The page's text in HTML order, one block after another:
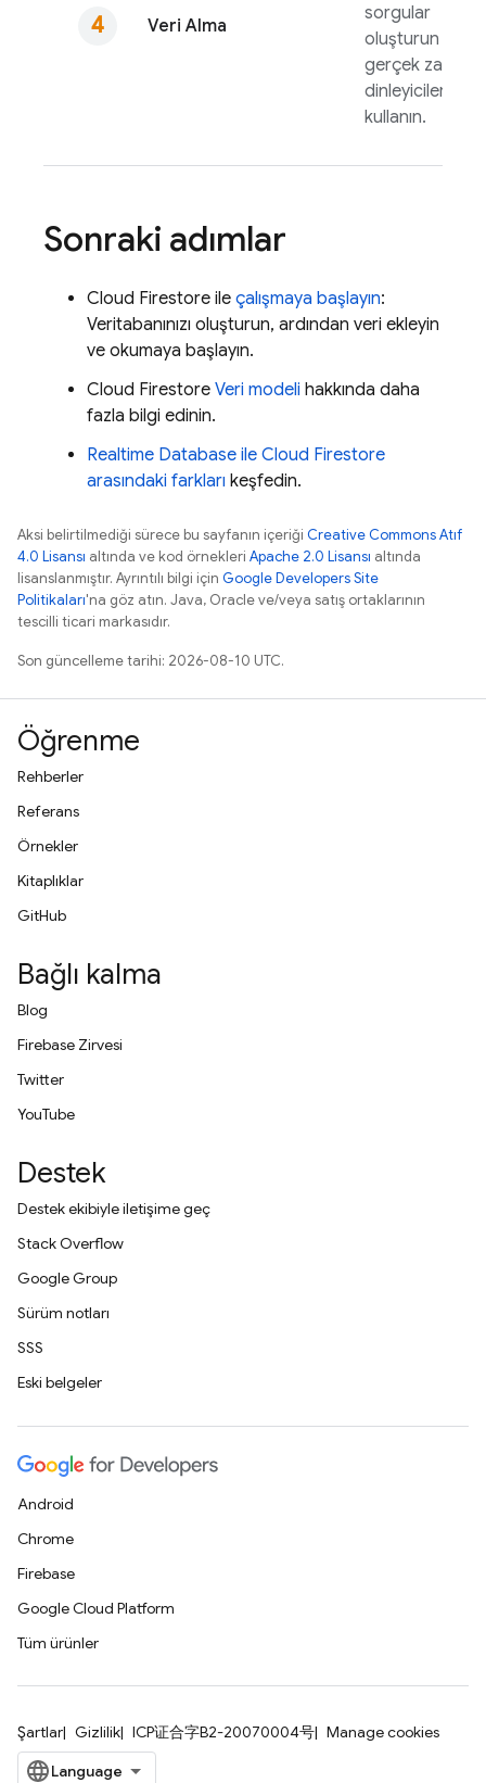
Veri Alma
sorgular
oluşturun veya
gerçek zamanlı
dinleyicileri
kullanın.
Sonraki adımlar
Cloud Firestore ile çalışmaya başlayın:
Veritabanınızı oluşturun, ardından veri ekleyin
ve okumaya başlayın.
Cloud Firestore Veri modeli hakkında daha
fazla bilgi edinin.
Realtime Database ile Cloud Firestore
arasındaki farkları keşfedin.
Aksi belirtilmediği sürece bu sayfanın içeriği Creative Commons Atıf
4.0 Lisansı altında ve kod örnekleri Apache 2.0 Lisansı altında
lisanslanmıştır. Ayrıntılı bilgi için Google Developers Site
Politikaları'na göz atın. Java, Oracle ve/veya satış ortaklarının
tescilli ticari markasıdır.
Son güncelleme tarihi: 2026-08-10 UTC.
Öğrenme
Rehberler
Referans
Örnekler
Kitaplıklar
GitHub
Bağlı kalma
Blog
Firebase Zirvesi
Twitter
YouTube
Destek
Destek ekibiyle iletişime geç
Stack Overflow
Google Group
Sürüm notları
SSS
Eski belgeler
Android
Chrome
Firebase
Google Cloud Platform
Tüm ürünler
Şartlar Gizlilik ICP证合字B2-20070004号 Manage cookies